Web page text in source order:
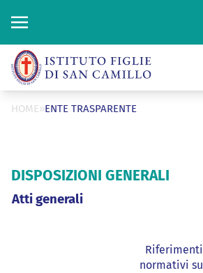
Cerca
HOME»ENTE TRASPARENTE
DISPOSIZIONI GENERALI
Atti generali
Riferimenti
normativi su